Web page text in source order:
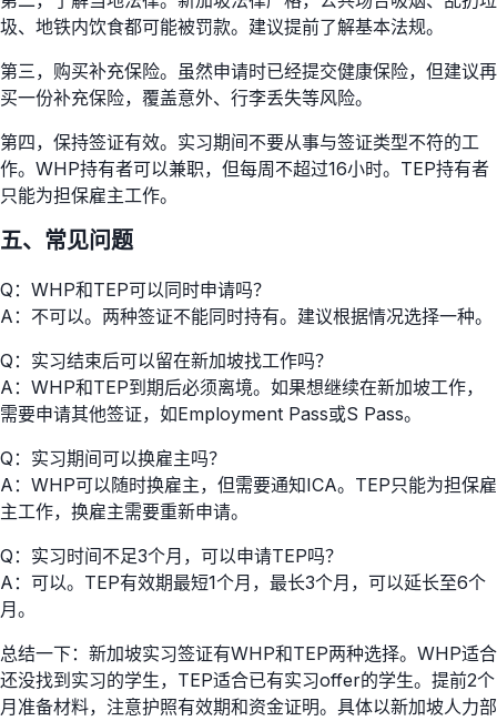
圾、地铁内饮食都可能被罚款。建议提前了解基本法规。
第三，购买补充保险。虽然申请时已经提交健康保险，但建议再
买一份补充保险，覆盖意外、行李丢失等风险。
第四，保持签证有效。实习期间不要从事与签证类型不符的工
作。WHP持有者可以兼职，但每周不超过16小时。TEP持有者
只能为担保雇主工作。
五、常见问题
Q：WHP和TEP可以同时申请吗？
A：不可以。两种签证不能同时持有。建议根据情况选择一种。
Q：实习结束后可以留在新加坡找工作吗？
A：WHP和TEP到期后必须离境。如果想继续在新加坡工作，
需要申请其他签证，如Employment Pass或S Pass。
Q：实习期间可以换雇主吗？
A：WHP可以随时换雇主，但需要通知ICA。TEP只能为担保雇
主工作，换雇主需要重新申请。
Q：实习时间不足3个月，可以申请TEP吗？
A：可以。TEP有效期最短1个月，最长3个月，可以延长至6个
月。
总结一下：新加坡实习签证有WHP和TEP两种选择。WHP适合
还没找到实习的学生，TEP适合已有实习offer的学生。提前2个
月准备材料，注意护照有效期和资金证明。具体以新加坡人力部